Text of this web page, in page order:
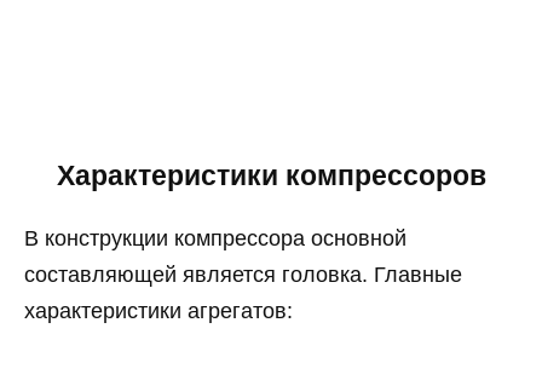
Характеристики компрессоров
В конструкции компрессора основной
составляющей является головка. Главные
характеристики агрегатов: